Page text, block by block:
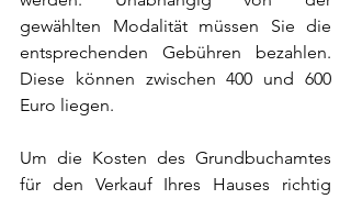
gewählten Modalität müssen Sie die
entsprechenden Gebühren bezahlen.
Diese können zwischen 400 und 600
Euro liegen.
Um die Kosten des Grundbuchamtes
für den Verkauf Ihres Hauses richtig